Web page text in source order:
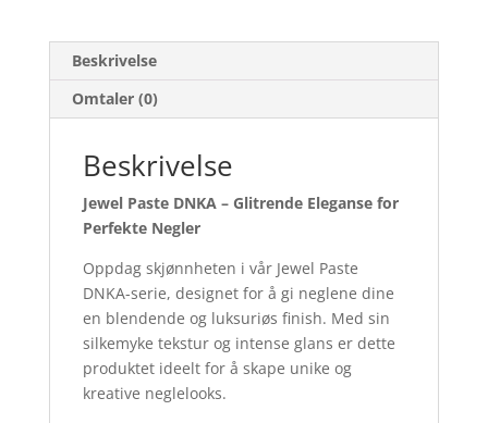
Beskrivelse
Omtaler (0)
Beskrivelse
Jewel Paste DNKA – Glitrende Eleganse for
Perfekte Negler
Oppdag skjønnheten i vår Jewel Paste
DNKA-serie, designet for å gi neglene dine
en blendende og luksuriøs finish. Med sin
silkemyke tekstur og intense glans er dette
produktet ideelt for å skape unike og
kreative neglelooks.